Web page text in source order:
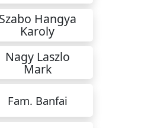
Szabo Hangya
Karoly
Nagy Laszlo
Mark
Fam. Banfai